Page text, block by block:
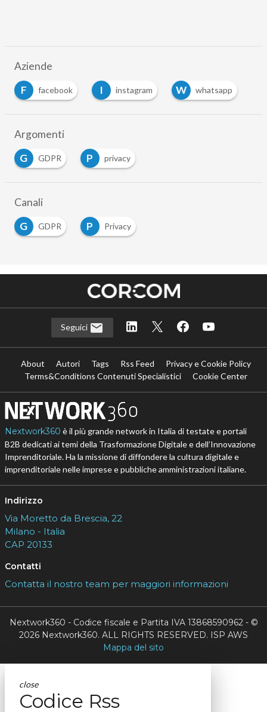
Aziende
F
facebook I instagram W whatsapp
Argomenti
G
GDPR P privacy
Canali
G
GDPR P Privacy
Seguici
About Autori Tags Rss Feed
Privacy e Cookie Policy
Terms&Conditions Contenuti Specialistici
Cookie Center
Nextwork360 è il più grande network in Italia di testate e portali
B2B dedicati ai temi della Trasformazione Digitale e dell’Innovazione
Imprenditoriale. Ha la missione di diffondere la cultura digitale e
imprenditoriale nelle imprese e pubbliche amministrazioni italiane.
Indirizzo
Via Moretto da Brescia, 22
Milano - Italia
CAP 20133
Contatti
Contatta il nostro team per maggiori informazioni
Nextwork360 - Codice fiscale e Partita IVA 13868590962 - ©
2026 Nextwork360. ALL RIGHTS RESERVED. ISP AWS
Mappa del sito
close
Codice Rss